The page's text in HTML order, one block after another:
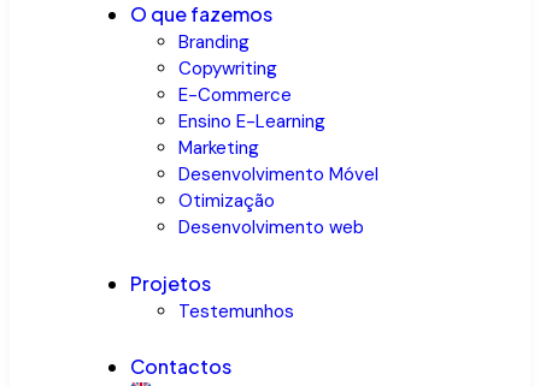
O que fazemos
Branding
Copywriting
E-Commerce
Ensino E-Learning
Marketing
Desenvolvimento Móvel
Otimização
Desenvolvimento web
Projetos
Testemunhos
Contactos